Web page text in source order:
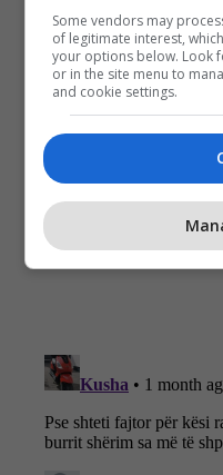
Autostrada “ibrahim
Aksident Me Fatalitet
Some vendors may
of legitimate interest,
your options below. Look
or in the site menu to
and cookie settings.